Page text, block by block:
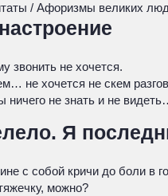
/ Афоризмы великих
звонить не хочется.
не хочется не скем
ничего не знать и не
Я
с собой кричи до боли в
можно?